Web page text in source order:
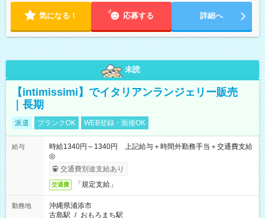
気になる！ 応募する 詳細へ
未読
【intimissimi】でイタリアンランジェリー販売
｜長期
派遣 ブランクOK WEB登録・面接OK
給与
時給1340円～1340円 上記給与＋時間外勤務手当＋交通費支給
◎
交通費別途支給あり
交通費 「規定支給」
勤務地
沖縄県浦添市
古島駅 / おもろまち駅